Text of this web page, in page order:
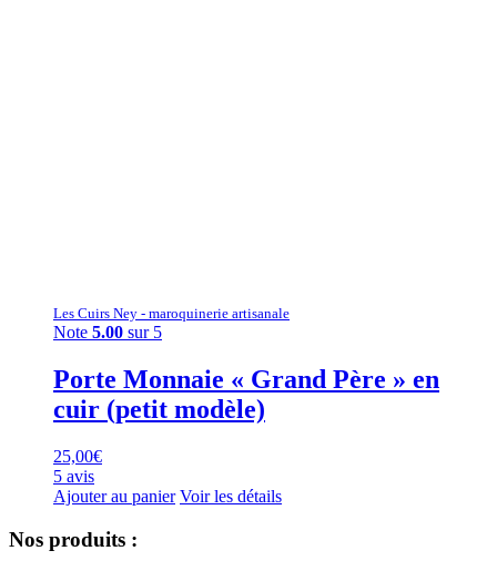
Les Cuirs Ney - maroquinerie artisanale
Note 5.00 sur 5
Porte Monnaie « Grand Père » en
cuir (petit modèle)
25,00€
5 avis
Ajouter au panier Voir les détails
Nos produits :